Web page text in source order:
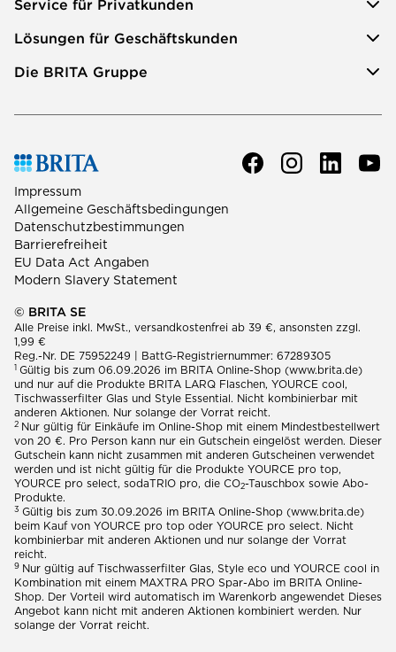
Service für Privatkunden
Lösungen für Geschäftskunden
Die BRITA Gruppe
Impressum
Allgemeine Geschäftsbedingungen
Datenschutzbestimmungen
Barrierefreiheit
EU Data Act Angaben
Modern Slavery Statement
© BRITA SE
Alle Preise inkl. MwSt., versandkostenfrei ab 39 €, ansonsten zzgl.
1,99 €
Reg.-Nr. DE 75952249 | BattG-Registriernummer: 67289305
1 Gültig bis zum 06.09.2026 im BRITA Online-Shop (www.brita.de)
und nur auf die Produkte BRITA LARQ Flaschen, YOURCE cool,
Tischwasserfilter Glas und Style Essential. Nicht kombinierbar mit
anderen Aktionen. Nur solange der Vorrat reicht.
2 Nur gültig für Einkäufe im Online-Shop mit einem Mindestbestellwert
von 20 €. Pro Person kann nur ein Gutschein eingelöst werden. Dieser
Gutschein kann nicht zusammen mit anderen Gutscheinen verwendet
werden und ist nicht gültig für die Produkte YOURCE pro top,
YOURCE pro select, sodaTRIO pro, die CO2-Tauschbox sowie Abo-
Produkte.
3 Gültig bis zum 30.09.2026 im BRITA Online-Shop (www.brita.de)
beim Kauf von YOURCE pro top oder YOURCE pro select. Nicht
kombinierbar mit anderen Aktionen und nur solange der Vorrat
reicht.
9 Nur gültig auf Tischwasserfilter Glas, Style eco und YOURCE cool in
Kombination mit einem MAXTRA PRO Spar-Abo im BRITA Online-
Shop. Der Vorteil wird automatisch im Warenkorb angewendet Dieses
Angebot kann nicht mit anderen Aktionen kombiniert werden. Nur
solange der Vorrat reicht.